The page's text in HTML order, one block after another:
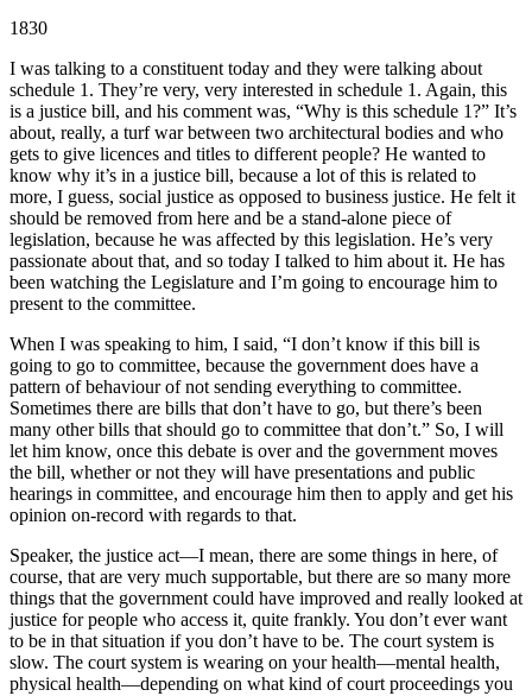
1830
I was talking to a constituent today and they were talking about
schedule 1. They’re very, very interested in schedule 1. Again, this
is a justice bill, and his comment was, “Why is this schedule 1?” It’s
about, really, a turf war between two architectural bodies and who
gets to give licences and titles to different people? He wanted to
know why it’s in a justice bill, because a lot of this is related to
more, I guess, social justice as opposed to business justice. He felt it
should be removed from here and be a stand-alone piece of
legislation, because he was affected by this legislation. He’s very
passionate about that, and so today I talked to him about it. He has
been watching the Legislature and I’m going to encourage him to
present to the committee.
When I was speaking to him, I said, “I don’t know if this bill is
going to go to committee, because the government does have a
pattern of behaviour of not sending everything to committee.
Sometimes there are bills that don’t have to go, but there’s been
many other bills that should go to committee that don’t.” So, I will
let him know, once this debate is over and the government moves
the bill, whether or not they will have presentations and public
hearings in committee, and encourage him then to apply and get his
opinion on-record with regards to that.
Speaker, the justice act—I mean, there are some things in here, of
course, that are very much supportable, but there are so many more
things that the government could have improved and really looked at
justice for people who access it, quite frankly. You don’t ever want
to be in that situation if you don’t have to be. The court system is
slow. The court system is wearing on your health—mental health,
physical health—depending on what kind of court proceedings you